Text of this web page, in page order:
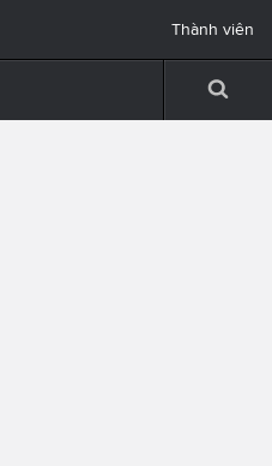
Thành viên